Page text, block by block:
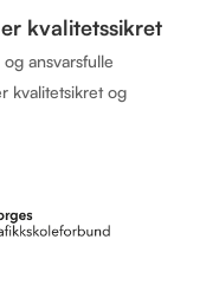
kvalitetssikret
ansvarsfulle
kvalitetsikret og